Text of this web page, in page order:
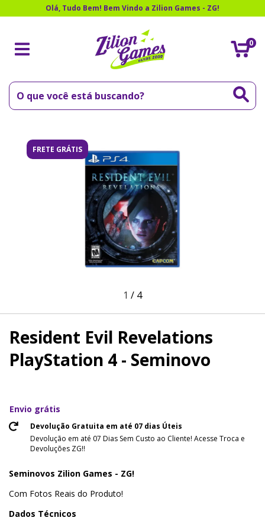
Olá, Tudo Bem! Bem Vindo a Zilion Games - ZG!
0
FRETE GRÁTIS
1 / 4
Resident Evil Revelations
PlayStation 4 - Seminovo
Envio grátis
Devolução Gratuita em até 07 dias Úteis
Devolução em até 07 Dias Sem Custo ao Cliente! Acesse Troca e
Devoluções ZG!!
Seminovos Zilion Games - ZG!
Com Fotos Reais do Produto!
Dados Técnicos